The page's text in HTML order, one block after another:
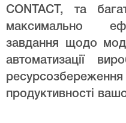
CONTACT, та
максимально
завдання щодо
автоматизації
продуктивності